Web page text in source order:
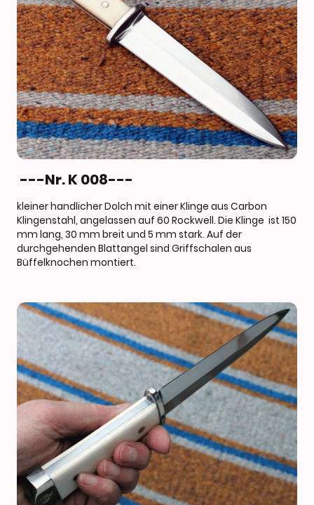
---Nr. K 008---
kleiner handlicher Dolch mit einer Klinge aus Carbon
Klingenstahl, angelassen auf 60 Rockwell. Die Klinge ist 150
mm lang, 30 mm breit und 5 mm stark. Auf der
durchgehenden Blattangel sind Griffschalen aus
Büffelknochen montiert.